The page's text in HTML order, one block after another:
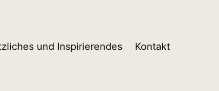
und Inspirierendes Kontakt